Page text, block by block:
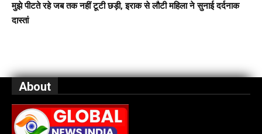
मुझे पीटते रहे जब तक नहीं टूटी छड़ी, इराक से लौटी महिला ने सुनाई दर्दनाक
दास्तां
About